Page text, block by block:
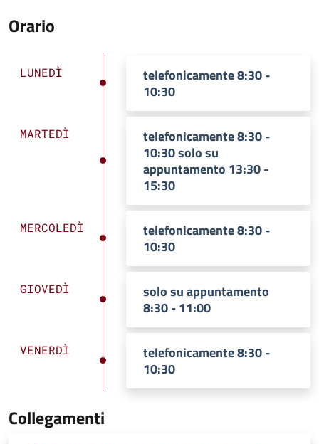
Orario
LUNEDÌ
telefonicamente 8:30 -
10:30
MARTEDÌ
telefonicamente 8:30 -
10:30 solo su
appuntamento 13:30 -
15:30
MERCOLEDÌ
telefonicamente 8:30 -
10:30
GIOVEDÌ
solo su appuntamento
8:30 - 11:00
VENERDÌ
telefonicamente 8:30 -
10:30
Collegamenti